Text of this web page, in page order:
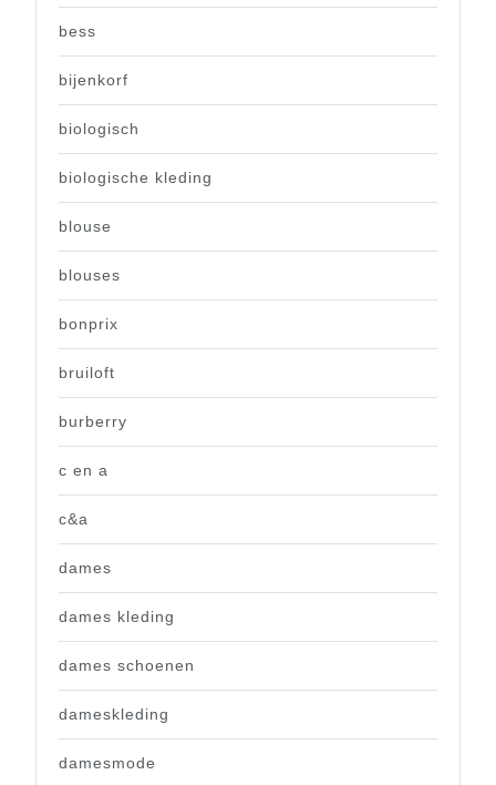
bess
bijenkorf
biologisch
biologische kleding
blouse
blouses
bonprix
bruiloft
burberry
c en a
c&a
dames
dames kleding
dames schoenen
dameskleding
damesmode